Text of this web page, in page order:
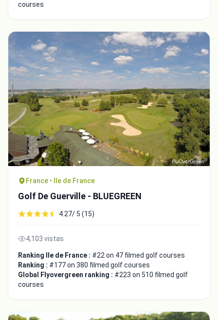
courses
France • Ile de France
Golf De Guerville - BLUEGREEN
4.27/ 5 (15)
4,103 vistas
Ranking Ile de France : #22 on 47 filmed golf courses
Ranking : #177 on 380 filmed golf courses
Global Flyovergreen ranking : #223 on 510 filmed golf
courses